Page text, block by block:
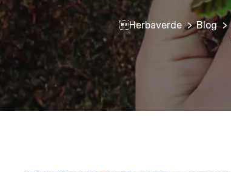
Herbaverde Blog